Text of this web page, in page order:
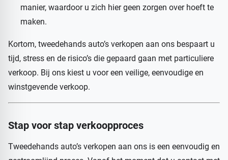
manier, waardoor u zich hier geen zorgen over hoeft te
maken.
Kortom, tweedehands auto’s verkopen aan ons bespaart u
tijd, stress en de risico’s die gepaard gaan met particuliere
verkoop. Bij ons kiest u voor een veilige, eenvoudige en
winstgevende verkoop.
Stap voor stap verkoopproces
Tweedehands auto’s verkopen aan ons is een eenvoudig en